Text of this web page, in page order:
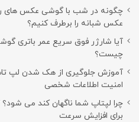
چگونه در شب با گوشی عکس های
عکس شبانه را برطرف کنیم؟
آیا شارژر فوق سریع عمر باتری
چیست؟
امنیت اطلاعات شخصی
برای افزایش سرعت